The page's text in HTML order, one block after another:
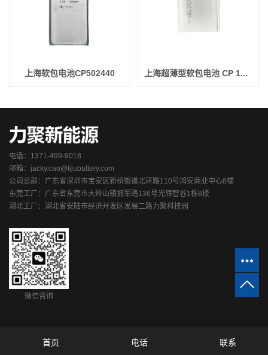
上海软包电池CP502440 上海超薄型软包电池 CP 114752
电话：1371-499-9018
邮箱：jacky.cao@lijubattery.com
公司总部：广东省深圳市宝安区新桥街道北环路110号鸿安商业中心8楼
东莞工厂：广东省东莞市大岭山镇拥军路136号光辉智谷1栋8楼
湖北工厂：湖北省安陆市经济开发区发展二路力聚科技园
微信咨询
首页 电话 联系